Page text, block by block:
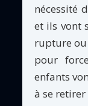
nécessité
et ils vont
rupture
pour
enfants
à se